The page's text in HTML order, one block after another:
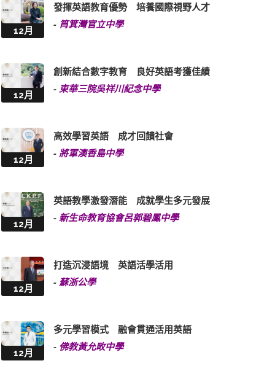
12月
發揮英語教育優勢 培養國際視野人才
- 筲箕灣官立中學
12月
創新結合數字教育 良好英語考獲佳績
- 東華三院吳祥川紀念中學
12月
高效學習英語 成才回饋社會
- 將軍澳香島中學
12月
英語教學激發潛能 成就學生多元發展
- 新生命教育協會呂郭碧鳳中學
12月
打造沉浸語境 英語活學活用
- 蘇浙公學
12月
多元學習模式 融會貫通活用英語
- 佛教黃允畋中學